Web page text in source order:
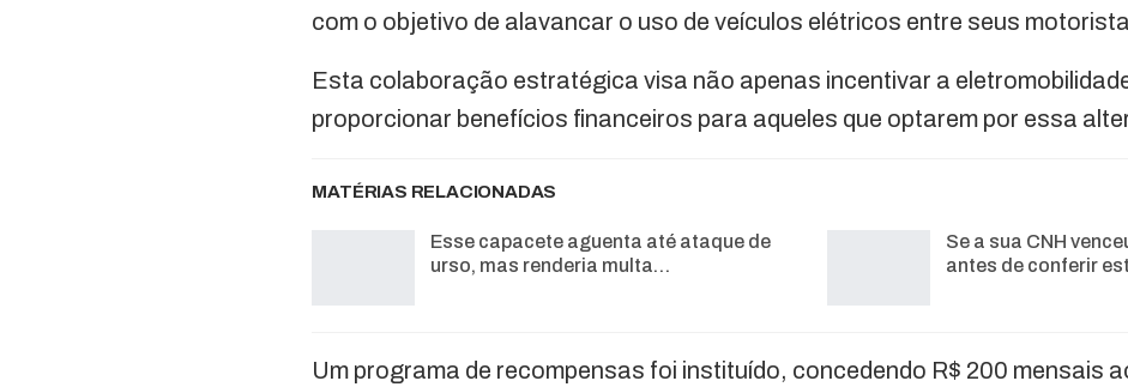
com o objetivo de alavancar o uso de veículos elétricos entre seus
Esta colaboração estratégica visa não apenas incentivar a
proporcionar benefícios financeiros para aqueles que optarem por essa
MATÉRIAS RELACIONADAS
Esse capacete aguenta até ataque de
urso, mas renderia multa…
Se a sua CNH
antes de conferir
Um programa de recompensas foi instituído, concedendo R$ 200 mensais